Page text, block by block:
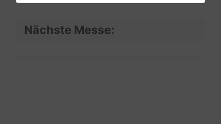
Nächste Messe: